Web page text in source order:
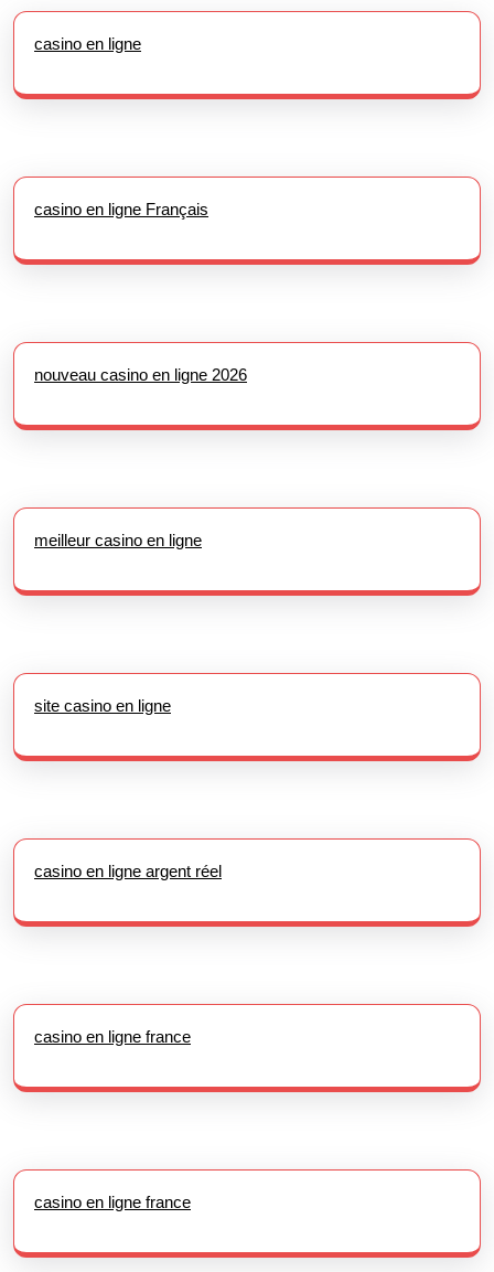
casino en ligne
casino en ligne Français
nouveau casino en ligne 2026
meilleur casino en ligne
site casino en ligne
casino en ligne argent réel
casino en ligne france
casino en ligne france